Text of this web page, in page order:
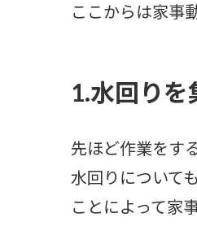
ここからは家事
1.水回りを
先ほど作業をす
水回りについて
ことによって家